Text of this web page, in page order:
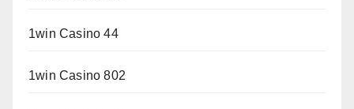
1win Casino 44
1win Casino 802